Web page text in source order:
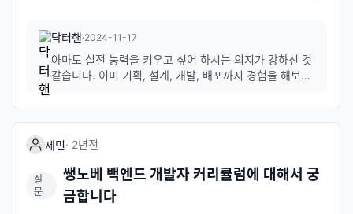
능력은 지니고 있다고 생각합니다. 하지만, 냉정한 사회 속에서 어
떤 한 기업에 들어가서 개발을 수행할 능력까지는 턱없이 부족하
다고 느끼고 있습니다. 군 전역을 한지 얼마되지 않았기에, 프로젝
트 동아리의 구성원으로 활동하기에는 여건상 보장할 수 없어서
현재는 스스로 백엔드 개발 커리어를 공부해야됩니다. 제가 뎁스
노트 커뮤니티 개발자 여러분께 여쭤보고 싶은 점은 실전에서 개
발된 서비스 유지관리에 있어서 필요한 무수히 많은 전략 및 스킬
들이 있지만 이들을 어떻게 학습하고 배워나갈 수 있는지 여쭤보
고 싶습니다. 개인 스스로 학습할 수 있는 건, 개발 툴에 대한 기초
이론과 같은 건 시중에 여러 강좌가 많이 나와있지만, 실전에서 활
닥터핸·2024-11-17
아마도 실전 능력을 키우고 싶어 하시는 의지가 강하신 것
같습니다. 이미 기획, 설계, 개발, 배포까지 경험을 해보신
운 경험을 통해 한 단계 더 성장하고 싶으신 것 같아 아래
와 같이 몇가지 방향을 말씀드려봅니다. 1. 자신만의 프로
젝트 지속 운영 실전을 경험하는 가장 좋은 방법 중 하나
는 스스로 ...
제민· 2년전
질
문
쌩노베 백엔드 개발자 커리큘럼에 대해서 궁
금합니다